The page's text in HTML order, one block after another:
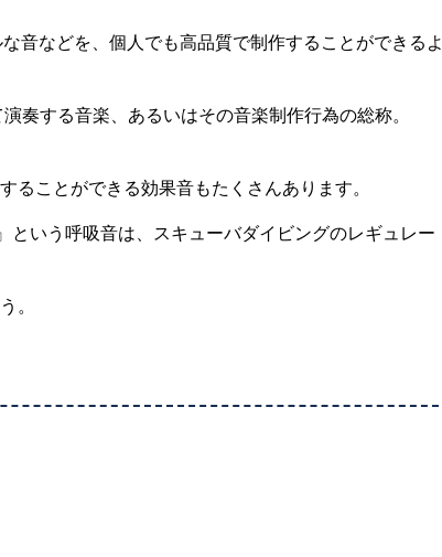
音などを、個人でも高品質で制作することができるよ
奏する音楽、あるいはその音楽制作行為の総称。
ることができる効果音もたくさんあります。
』という呼吸音は、スキューバダイビングのレギュレー
。